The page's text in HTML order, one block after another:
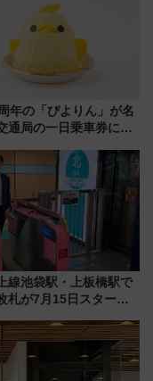
年の「ぴよりん」が名
通局の一日乗車券に！
枚】
線池袋駅・上板橋駅で
札が7月15日スター
レスに